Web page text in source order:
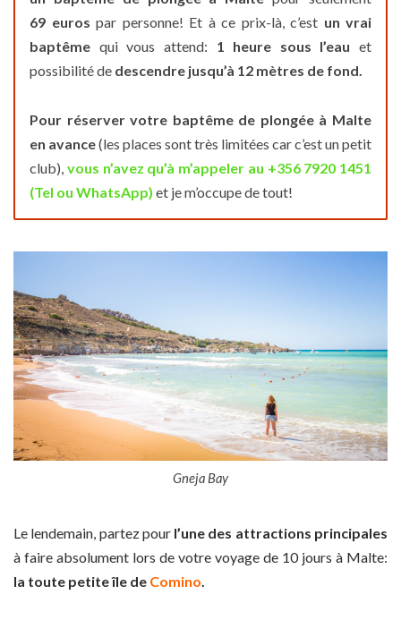
69 euros par personne! Et à ce prix-là, c’est un vrai
baptême qui vous attend: 1 heure sous l’eau et
possibilité de descendre jusqu’à 12 mètres de fond.
Pour réserver votre baptême de plongée à Malte
en avance(les places sont très limitées car c’est un petit
club), vous n’avez qu’à m’appeler au +356 7920 1451
(Tel ou WhatsApp) et je m’occupe de tout!
Gneja Bay
Le lendemain, partez pourl’une des attractions principales
à faire absolument lors de votre voyage de 10 jours à Malte:
la toute petite île de Comino.